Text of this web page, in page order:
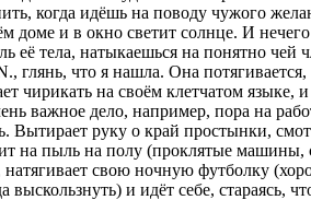
когда идёшь на поводу чужого
доме и в окно светит солнце. И
её тела, натыкаешься на понятно чей
глянь, что я нашла. Она
чирикать на своём клетчатом
важное дело, например, пора на
Вытирает руку о край простынки,
на пыль на полу (проклятые машины,
натягивает свою ночную футболку
выскользнуть) и идёт себе, стараясь,